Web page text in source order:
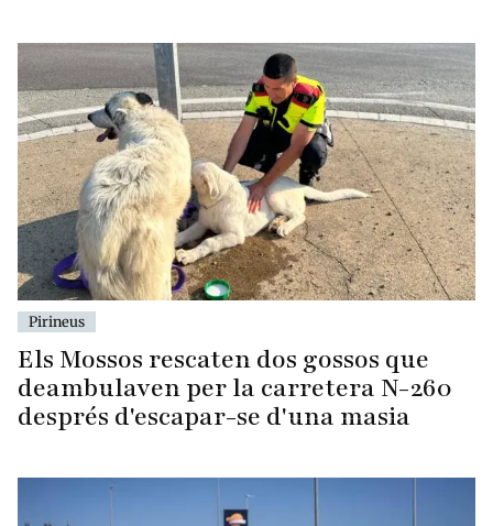
Pirineus
Els Mossos rescaten dos gossos que
deambulaven per la carretera N-260
després d'escapar-se d'una masia